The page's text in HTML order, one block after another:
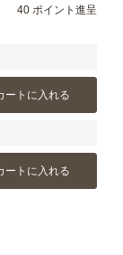
40 ポイント進呈
ートに入れる
ートに入れる